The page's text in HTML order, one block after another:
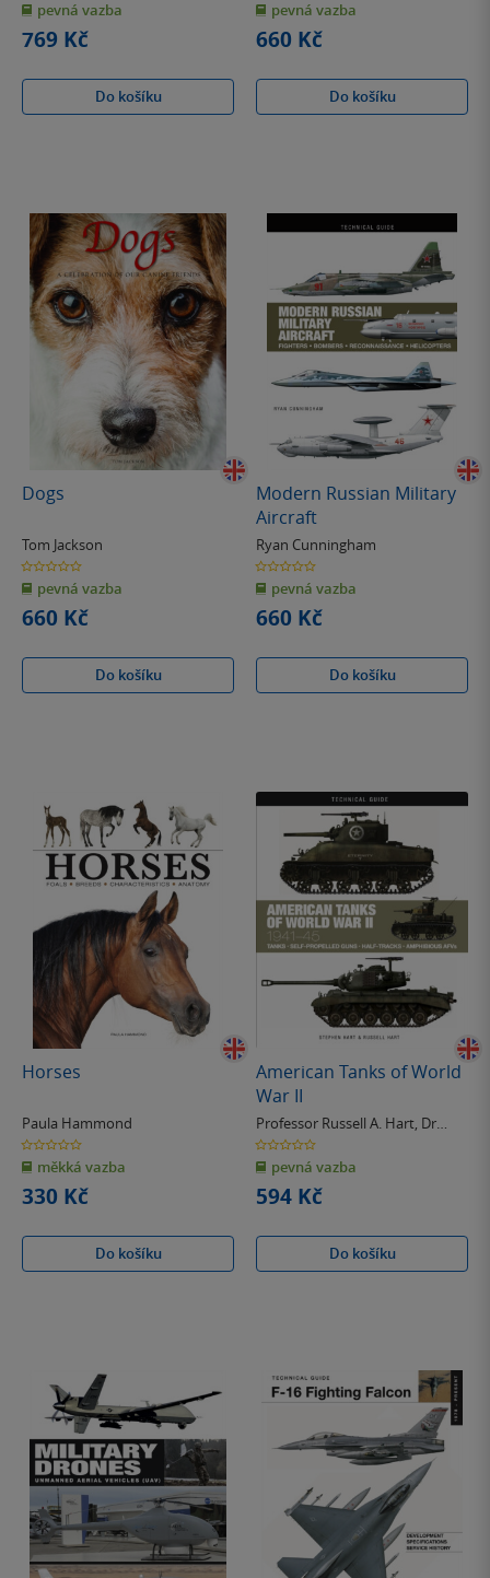
5
hvězdiček
pevná vazba
769 Kč
Do košíku
5
hvězdiček
pevná vazba
660 Kč
Do košíku
Dogs
Tom Jackson
0.0
z
5
hvězdiček
pevná vazba
660 Kč
Do košíku
Modern Russian Military
Aircraft
Ryan Cunningham
0.0
z
5
hvězdiček
pevná vazba
660 Kč
Do košíku
Horses
Paula Hammond
0.0
z
5
hvězdiček
měkká vazba
330 Kč
Do košíku
American Tanks of World
War II
Professor Russell A. Hart, Dr
Stephen Hart
0.0
z
5
hvězdiček
pevná vazba
594 Kč
Do košíku